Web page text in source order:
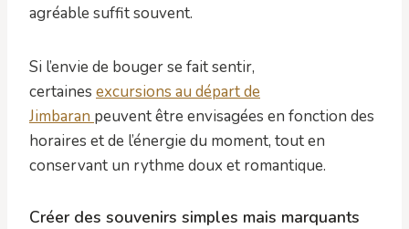
agréable suffit souvent.
Si l’envie de bouger se fait sentir,
certaines excursions au départ de
Jimbaran peuvent être envisagées en fonction des
horaires et de l’énergie du moment, tout en
conservant un rythme doux et romantique.
Créer des souvenirs simples mais marquants